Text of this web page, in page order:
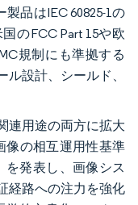
品はIEC 60825-1の
のFCC Part 15や欧
規制にも準拠する
設計、シールド、
連用途の両方に拡大
像の相互運用性基準
を発表し、画像シス
経路への注力を強化